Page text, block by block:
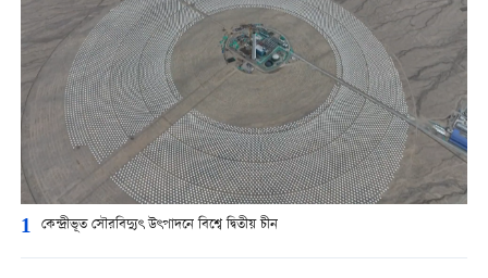
1 কেন্দ্রীভূত সৌরবিদ্যুৎ উৎপাদনে বিশ্বে দ্বিতীয় চীন